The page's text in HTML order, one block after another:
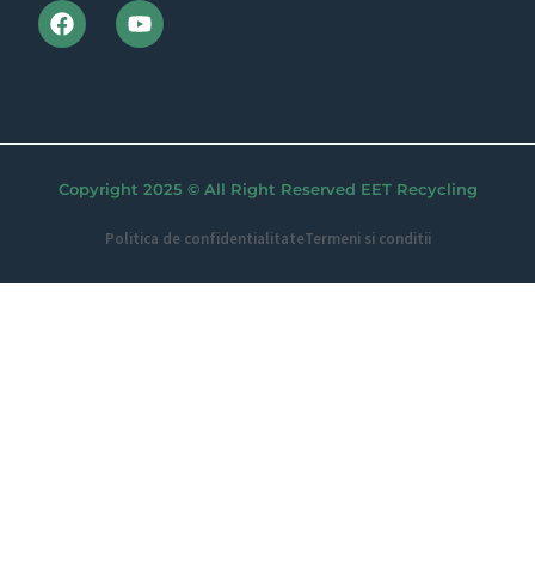
Copyright 2025 © All Right Reserved EET Recycling
Politica de confidentialitateTermeni si conditii